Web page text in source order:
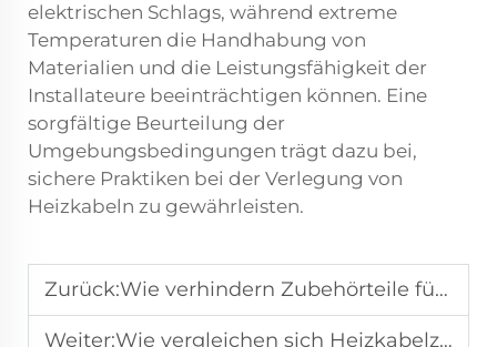
elektrischen Schlags, während extreme
Temperaturen die Handhabung von
Materialien und die Leistungsfähigkeit der
Installateure beeinträchtigen können. Eine
sorgfältige Beurteilung der
Umgebungsbedingungen trägt dazu bei,
sichere Praktiken bei der Verlegung von
Heizkabeln zu gewährleisten.
Zurück:Wie verhindern Zubehörteile für Heizkabel elektrische Ausfälle
Weiter:Wie vergleichen sich Heizkabelzubehörteile mit kalten Kabelalternativen